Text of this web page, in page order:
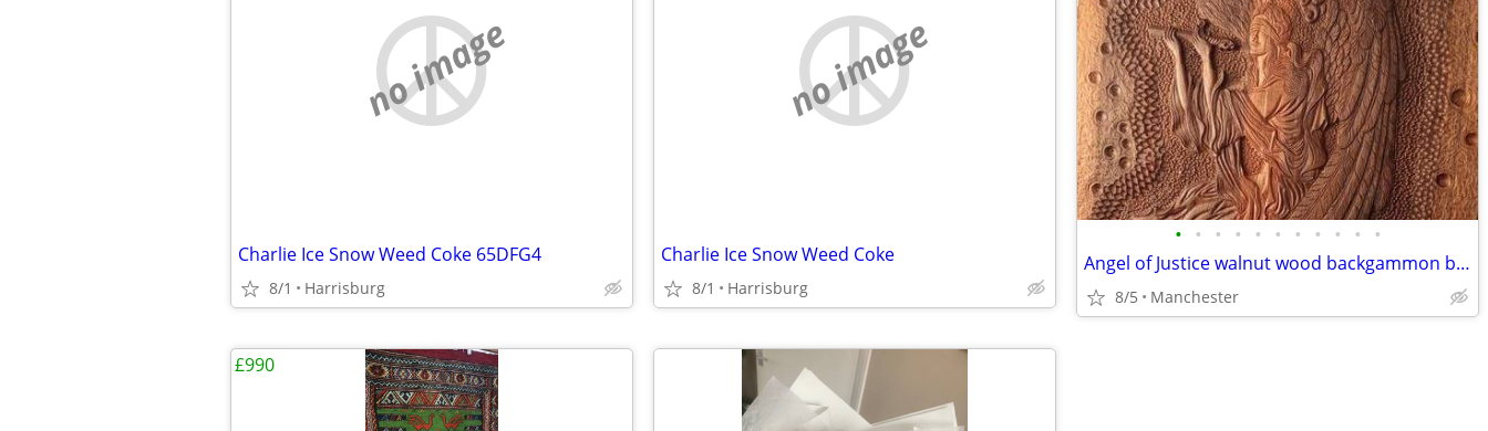
no image
Charlie Ice Snow Weed Coke 65DFG4
8/1 Harrisburg
no image
Charlie Ice Snow Weed Coke
8/1 Harrisburg
• • • • • • • • • • •
Angel of Justice walnut wood backgammon board miniature
8/5 Manchester
£990